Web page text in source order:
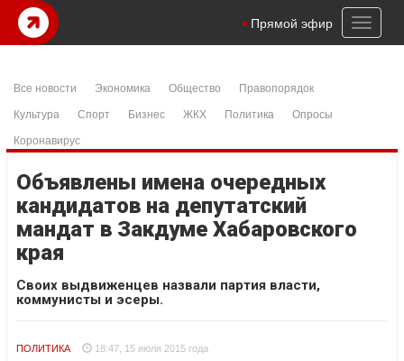
Toggle
Прямой эфир
Все новости Экономика Общество
Правопорядок
Культура
Спорт Бизнес ЖКХ Политика
Опросы
Коронавирус
Объявлены имена очередных
кандидатов на депутатский
мандат в Закдуме Хабаровского
края
Своих выдвиженцев назвали партия власти,
коммунисты и эсеры.
ПОЛИТИКА 18:47, 15 июля 2015 года